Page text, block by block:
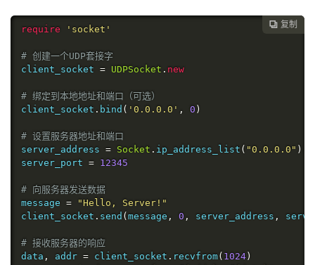
 复制
require 'socket'
# 创建一个UDP套接字
client_socket = UDPSocket . new
# 绑定到本地地址和端口（可选）
client_socket . bind ( '0.0.0.0' , 0 )
# 设置服务器地址和端口
server_address = Socket . ip_address_list ( "0.0.0.0" ).
server_port = 12345
# 向服务器发送数据
message =
"Hello, Server!"
client_socket . send ( message , 0 , server_address ,
# 接收服务器的响应
data , addr = client_socket . recvfrom( 1024 )